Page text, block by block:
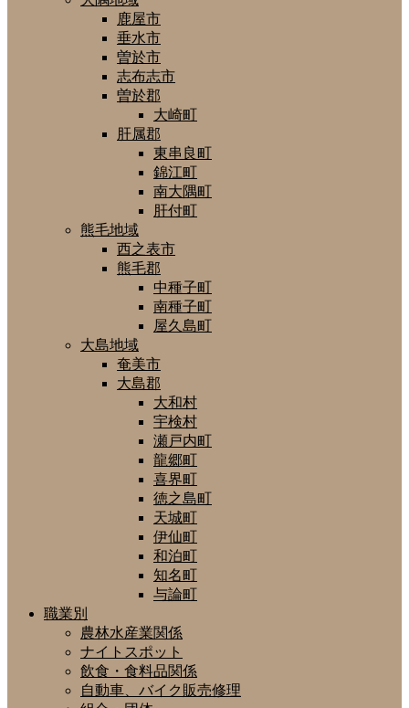
鹿屋市
垂水市
曽於市
志布志市
曽於郡
大崎町
肝属郡
東串良町
錦江町
南大隅町
肝付町
熊毛地域
西之表市
熊毛郡
中種子町
南種子町
屋久島町
大島地域
奄美市
大島郡
大和村
宇検村
瀬戸内町
龍郷町
喜界町
徳之島町
天城町
伊仙町
和泊町
知名町
与論町
職業別
農林水産業関係
ナイトスポット
飲食・食料品関係
自動車、バイク販売修理